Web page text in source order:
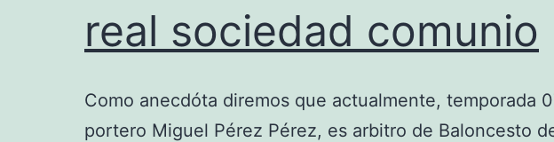
real sociedad comunio
Como anecdóta diremos que actualmente, temporada
portero Miguel Pérez Pérez, es arbitro de Baloncesto